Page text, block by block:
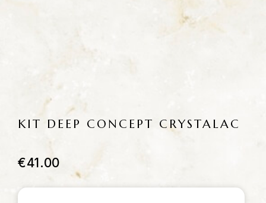
KIT DEEP CONCEPT CRYSTALAC
€41.00